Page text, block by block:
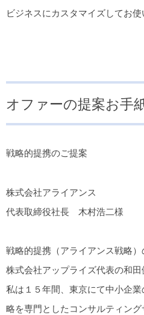
ビジネスにカスタマイズしてお使
オファーの提案お手
戦略的提携のご提案
株式会社アライアンス
代表取締役社長 木村浩二様
戦略的提携（アライアンス戦略）
株式会社アップライズ代表の和田
私は１５年間、東京にて中小企
略を専門としたコンサルティン